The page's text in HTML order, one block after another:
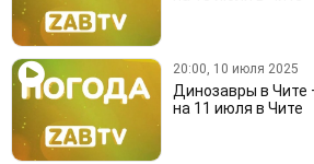
20:00, 10 июля 2025
Динозавры в Чите
на 11 июля в Чите